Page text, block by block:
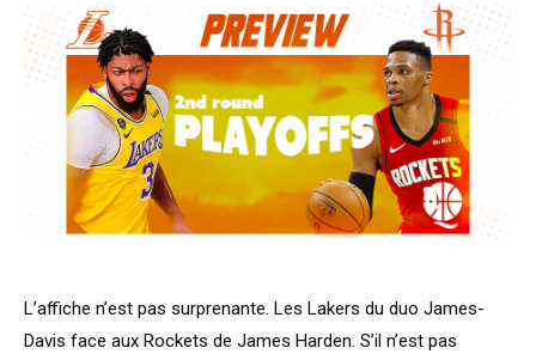
L’affiche n’est pas surprenante. Les Lakers du duo James-
Davis face aux Rockets de James Harden. S’il n’est pas